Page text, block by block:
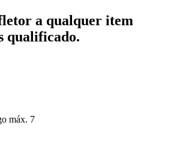
a qualquer item
qualificado.
máx. 7